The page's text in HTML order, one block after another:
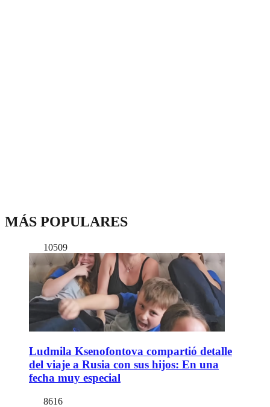
MÁS POPULARES
10509
Ludmila Ksenofontova compartió detalle
del viaje a Rusia con sus hijos: En una
fecha muy especial
8616